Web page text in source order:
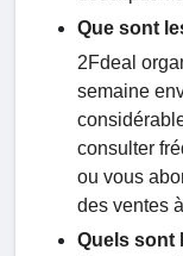
Que sont
2Fdeal
semaine
consulter
ou vous
des ventes
Quels sont